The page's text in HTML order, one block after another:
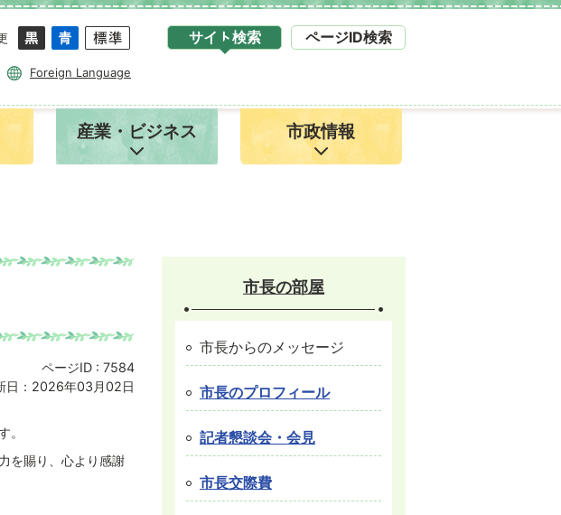
Foreign Language
サイト検索 ページID検索
ト
索
産業・ビジネス 市政情報
ページID : 7584
日：2026年03月02日
。
を賜り、心より感謝
市長の部屋
市長からのメッセージ
市長のプロフィール
記者懇談会・会見
市長交際費